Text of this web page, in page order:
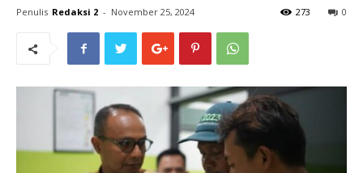
Penulis Redaksi 2 - November 25, 2024 0
273